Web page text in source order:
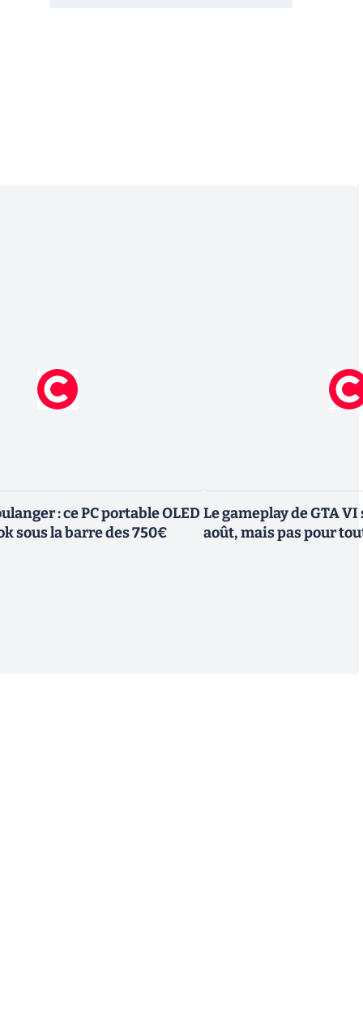
: ce PC portable OLED
sous la barre des 750€
Le gameplay de GTA
août, mais pas pour